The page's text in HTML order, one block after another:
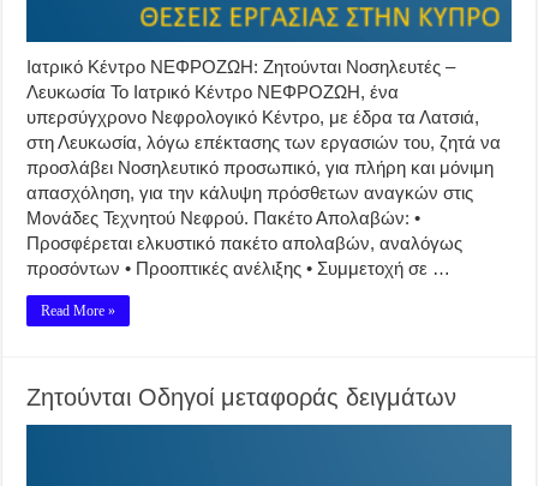
Ιατρικό Κέντρο ΝΕΦΡΟΖΩΗ: Ζητούνται Νοσηλευτές –
Λευκωσία Το Ιατρικό Κέντρο ΝΕΦΡΟΖΩΗ, ένα
υπερσύγχρονο Νεφρολογικό Κέντρο, με έδρα τα Λατσιά,
στη Λευκωσία, λόγω επέκτασης των εργασιών του, ζητά να
προσλάβει Νοσηλευτικό προσωπικό, για πλήρη και μόνιμη
απασχόληση, για την κάλυψη πρόσθετων αναγκών στις
Μονάδες Τεχνητού Νεφρού. Πακέτο Απολαβών: •
Προσφέρεται ελκυστικό πακέτο απολαβών, αναλόγως
προσόντων • Προοπτικές ανέλιξης • Συμμετοχή σε …
Read More »
Ζητούνται Οδηγοί μεταφοράς δειγμάτων